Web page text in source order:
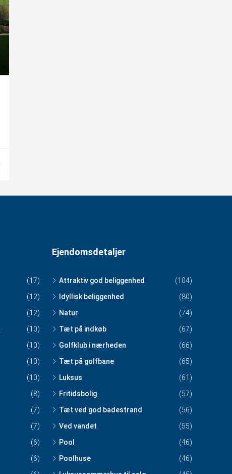
(17)
(12)
(12)
(10)
(10)
(10)
(10)
(8)
(7)
(7)
(6)
(6)
Ejendomsdetaljer
Attraktiv god beliggenhed
(104)
Idyllisk beliggenhed
(80)
Natur
(74)
Tæt på indkøb
(67)
Golfklub i nærheden
(66)
Tæt på golfbane
(65)
Luksus
(61)
Fritidsbolig
(57)
Tæt ved god badestrand
(56)
Ved vandet
(55)
Pool
(46)
Poolhuse
(46)